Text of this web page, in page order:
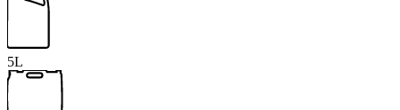
5L